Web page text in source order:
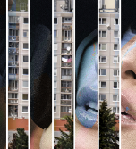
Vše o ČT